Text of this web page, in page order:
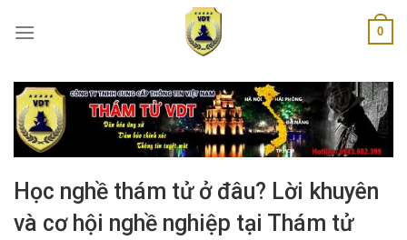
0
Học nghề thám tử ở đâu? Lời khuyên
và cơ hội nghề nghiệp tại Thám tử